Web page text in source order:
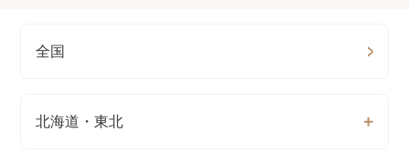
全国
北海道・東北